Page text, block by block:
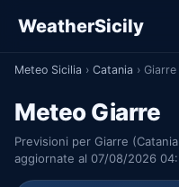
WeatherSicily
Meteo Sicilia › Catania › Giarre
Meteo Giarre
Previsioni per Giarre
aggiornate al 07/08/2026